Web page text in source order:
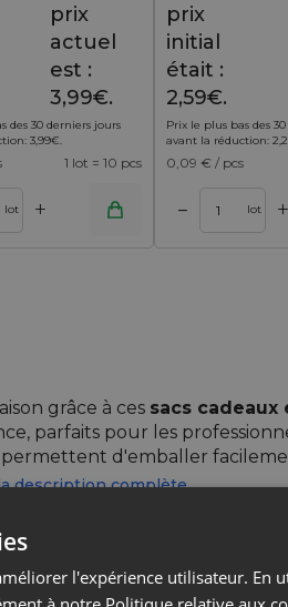
prix
actuel
est :
3,99€.
des 30 derniers jours
3,99€.
1 lot = 10 pcs
lot +
prix
initial
était :
2,59€.
Prix le plus bas des
avant la réduction:
0,09 € / pcs
– lot +
au panier
grâce à ces sacs cadeaux
parfaits pour les
permettent d'emballer
de ruban supplémentaire
dès la remise ou
description complète
l'expérience utilisateur. En